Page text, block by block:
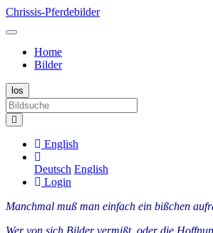
Chrissis-Pferdebilder
Home
Bilder
English
Deutsch English
Login
Manchmal muß man einfach ein bißchen
Wer von sich Bilder vermißt, oder die